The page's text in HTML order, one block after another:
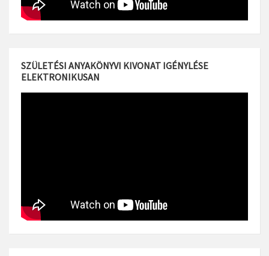
SZÜLETÉSI ANYAKÖNYVI KIVONAT IGÉNYLÉSE
ELEKTRONIKUSAN